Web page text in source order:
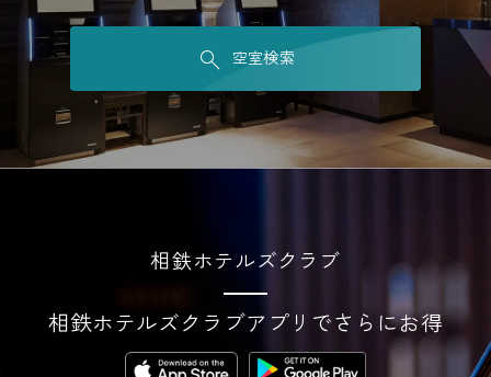
空室検索
相鉄ホテルズクラブ
相鉄ホテルズクラブアプリでさらにお得